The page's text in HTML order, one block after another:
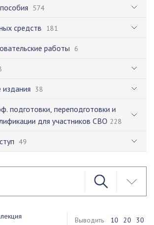
574
средств 181
работы 6
38
подготовки, переподготовки и
для участников СВО 228
49
Выводить 10 20 30